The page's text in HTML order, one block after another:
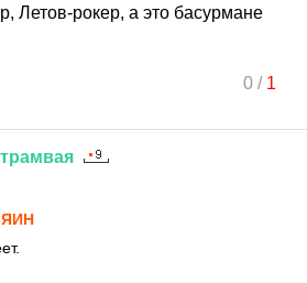
Летов-рокер, а это басурмане
0/ 1
трамвая